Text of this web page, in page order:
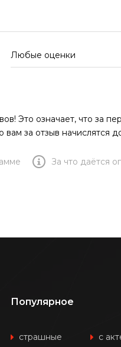
Любые оценки
Это означает, что за
вам за отзыв начислятся
За что даётся
Популярное
страшные с